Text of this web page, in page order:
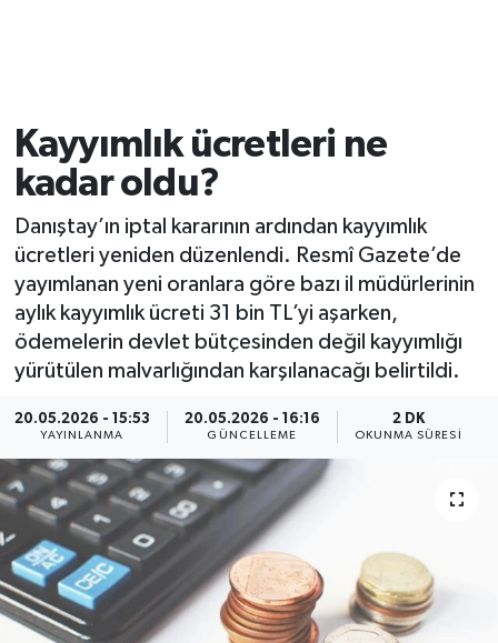
Kayyımlık ücretleri ne
kadar oldu?
Danıştay’ın iptal kararının ardından kayyımlık
ücretleri yeniden düzenlendi. Resmî Gazete’de
yayımlanan yeni oranlara göre bazı il müdürlerinin
aylık kayyımlık ücreti 31 bin TL’yi aşarken,
ödemelerin devlet bütçesinden değil kayyımlığı
yürütülen malvarlığından karşılanacağı belirtildi.
20.05.2026 - 15:53
YAYINLANMA
20.05.2026 - 16:16
GÜNCELLEME
2 DK
OKUNMA SÜRESI